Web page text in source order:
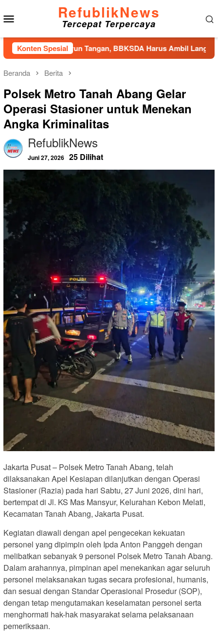
ke
konten
RefublikNews
Tercepat Terpercaya
Konten Spesial
Turun Tangan, BBKSDA Harus Ambil Langkah Darurat
Beranda Berita
Polsek Metro Tanah Abang Gelar
Operasi Stasioner untuk Menekan
Angka Kriminalitas
RefublikNews
Juni 27, 2026 25 Dilihat
Jakarta Pusat – Polsek Metro Tanah Abang, telah
dilaksanakan Apel Kesiapan dilanjutkan dengan Operasi
Stasioner (Razia) pada hari Sabtu, 27 Juni 2026, dini hari,
bertempat di Jl. KS Mas Mansyur, Kelurahan Kebon Melati,
Kecamatan Tanah Abang, Jakarta Pusat.
Kegiatan diawali dengan apel pengecekan kekuatan
personel yang dipimpin oleh Ipda Anton Panggeh dengan
melibatkan sebanyak 9 personel Polsek Metro Tanah Abang.
Dalam arahannya, pimpinan apel menekankan agar seluruh
personel melaksanakan tugas secara profesional, humanis,
dan sesuai dengan Standar Operasional Prosedur (SOP),
dengan tetap mengutamakan keselamatan personel serta
menghormati hak-hak masyarakat selama pelaksanaan
pemeriksaan.